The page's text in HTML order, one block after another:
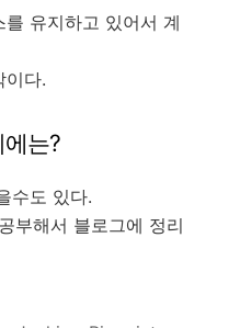
유지하고 있어서 계
이다.
는?
수도 있다.
부해서 블로그에 정리